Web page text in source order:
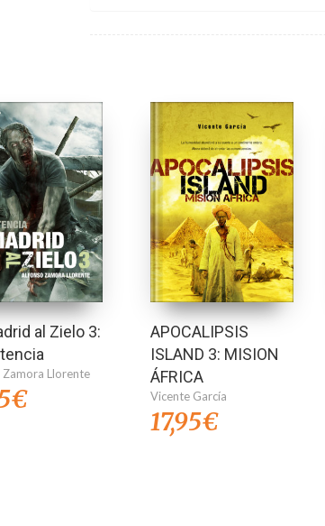
al Zielo 3:
Llorente
€
APOCALIPSIS
ISLAND 3: MISION
ÁFRICA
Vicente García
17,95€